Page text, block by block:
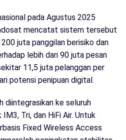
pada Agustus 2025
mencatat sistem tersebut
juta panggilan berisiko dan
lebih dari 90 juta pesan
11,5 juta pelanggan per
potensi penipuan digital.
diintegrasikan ke seluruh
Tri, dan HiFi Air. Untuk
Fixed Wireless Access